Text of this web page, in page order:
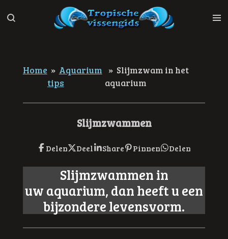
direct
Home » Aquarium
tips
» Slijmzwam in het
aquarium
Slijmzwammen
Delen Deel Share Pinnen Delen
Slijmzwammen in
uw aquarium, dan heeft u een
bijzondere levensvorm.